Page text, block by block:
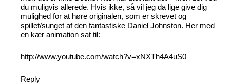
du muligvis allerede. Hvis ikke, så vil jeg da lige give dig
mulighed for at høre originalen, som er skrevet og
spillet/sunget af den fantastiske Daniel Johnston. Her med
en kær animation sat til:
http://www.youtube.com/watch?v=xNXTh4A4uS0
Reply